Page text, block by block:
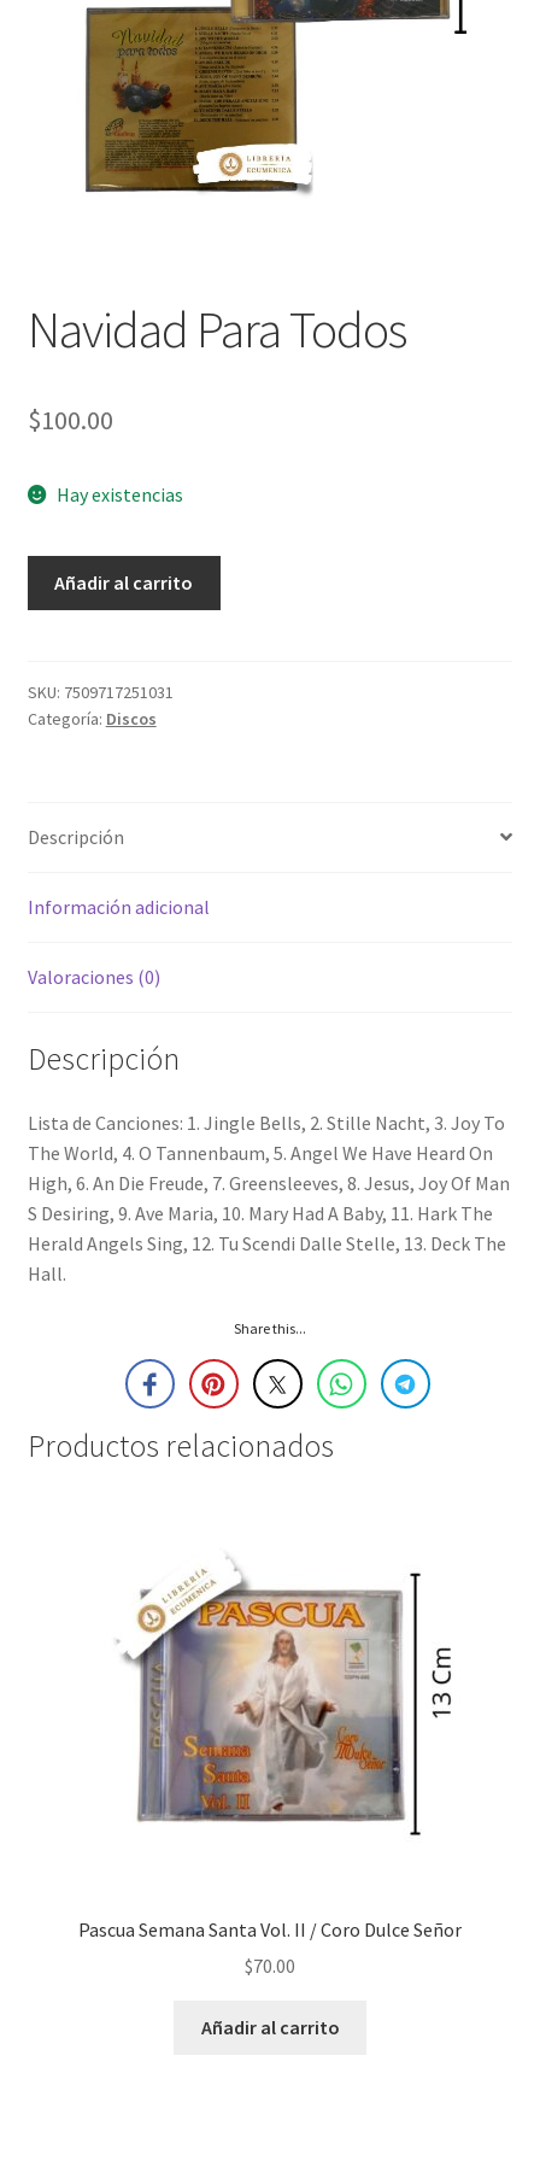
Política de privacidad
Contáctanos
Navidad Para Todos
$100.00
Hay existencias
Añadir al carrito
SKU: 7509717251031
Categoría: Discos
Descripción
Información adicional
Valoraciones (0)
Descripción
Lista de Canciones: 1. Jingle Bells, 2. Stille Nacht, 3. Joy To
The World, 4. O Tannenbaum, 5. Angel We Have Heard On
High, 6. An Die Freude, 7. Greensleeves, 8. Jesus, Joy Of Man
S Desiring, 9. Ave Maria, 10. Mary Had A Baby, 11. Hark The
Herald Angels Sing, 12. Tu Scendi Dalle Stelle, 13. Deck The
Hall.
Share this...
Productos relacionados
Pascua Semana Santa Vol. II / Coro Dulce Señor
$70.00
Añadir al carrito